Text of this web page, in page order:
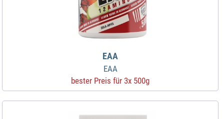
EAA
EAA
bester Preis für 3x 500g